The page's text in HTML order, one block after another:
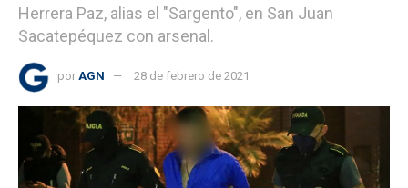
Herrera Paz, alias el "Sargento", en San Juan
Sacatepéquez con arsenal.
por AGN 28 de febrero de 2021